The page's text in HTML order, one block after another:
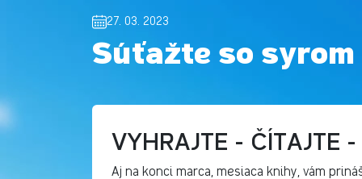
27. 03. 2023
Súťažte so syrom
VYHRAJTE - ČÍTAJTE
Aj na konci marca, mesiaca knihy, vám